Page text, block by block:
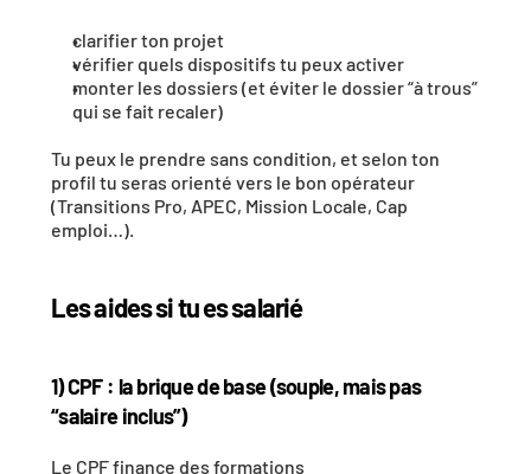
clarifier ton projet
vérifier quels dispositifs tu peux activer
monter les dossiers (et éviter le dossier “à trous”
qui se fait recaler)
Tu peux le prendre sans condition, et selon ton
profil tu seras orienté vers le bon opérateur
(Transitions Pro, APEC, Mission Locale, Cap
emploi…).
Les aides si tu es salarié
1) CPF : la brique de base (souple, mais pas
“salaire inclus”)
Le CPF finance des formations